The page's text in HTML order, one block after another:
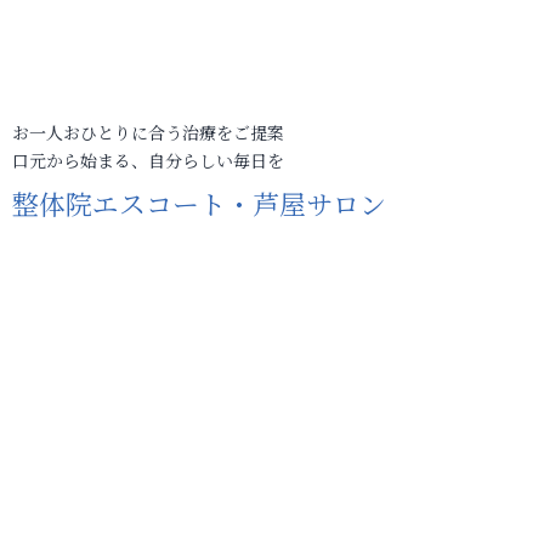
お一人おひとりに合う治療をご提案
口元から始まる、自分らしい毎日を
整体院エスコート・芦屋サロン